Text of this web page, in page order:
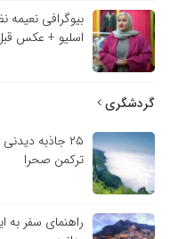
بیوگرافی
اسلیو + عکس
گردشگری
۲۵ جاذبه
ترکمن صحرا
راهنمای سفر به